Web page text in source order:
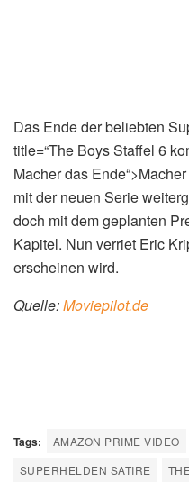
Das Ende der beliebten
title=“The Boys Staffel 6
Macher das
mit der neuen Serie
doch mit dem geplanten
Kapitel. Nun verriet Eric
erscheinen wird.
Quelle:Moviepilot.de
Tags: AMAZON PRIME VIDEO
SUPERHELDEN SATIRE